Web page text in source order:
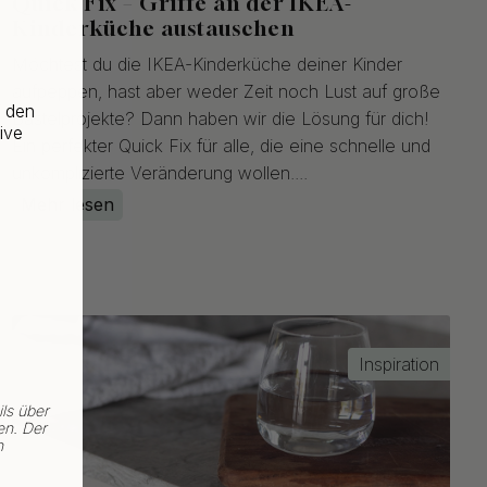
Kinderküche austauschen
Möchtest du die IKEA-Kinderküche deiner Kinder
aufpeppen, hast aber weder Zeit noch Lust auf große
Bastelprojekte? Dann haben wir die Lösung für dich!
Ein perfekter Quick Fix für alle, die eine schnelle und
unkomplizierte Veränderung wollen....
Mehr lesen
Inspiration
über
Der